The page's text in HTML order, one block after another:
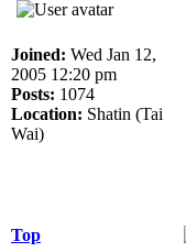
Joined: Wed Jan 12,
2005 12:20 pm
Posts: 1074
Location: Shatin (Tai
Wai)
Top